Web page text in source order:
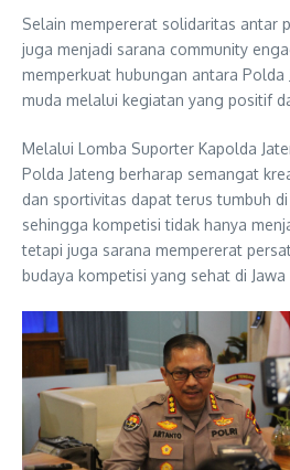
Selain mempererat solidaritas antar
juga menjadi sarana community
memperkuat hubungan antara Polda
muda melalui kegiatan yang positif
Melalui Lomba Suporter Kapolda
Polda Jateng berharap semangat
dan sportivitas dapat terus tumbuh
sehingga kompetisi tidak hanya
tetapi juga sarana mempererat
budaya kompetisi yang sehat di